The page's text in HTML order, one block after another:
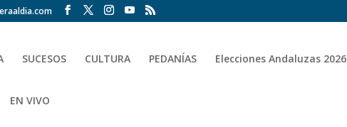
SUCESOS CULTURA PEDANÍAS Elecciones Andaluzas 2026
EN VIVO